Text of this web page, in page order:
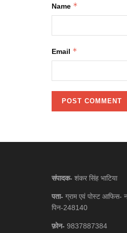
Name *
Email *
संपादक- शंकर सिंह भाटिया
पता- ग्राम एवं पोस्ट आफिस-
पिन-248140
फ़ोन- 9837887384